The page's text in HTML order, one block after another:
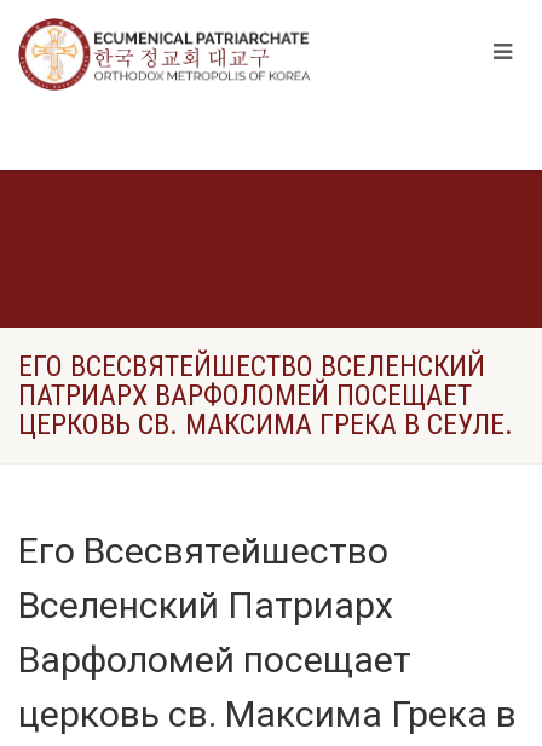
ЕГО ВСЕСВЯТЕЙШЕСТВО ВСЕЛЕНСКИЙ
ПАТРИАРХ ВАРФОЛОМЕЙ ПОСЕЩАЕТ
ЦЕРКОВЬ СВ. МАКСИМА ГРЕКА В СЕУЛЕ.
Его Всесвятейшество
Вселенский Патриарх
Варфоломей посещает
церковь св. Максима Грека в